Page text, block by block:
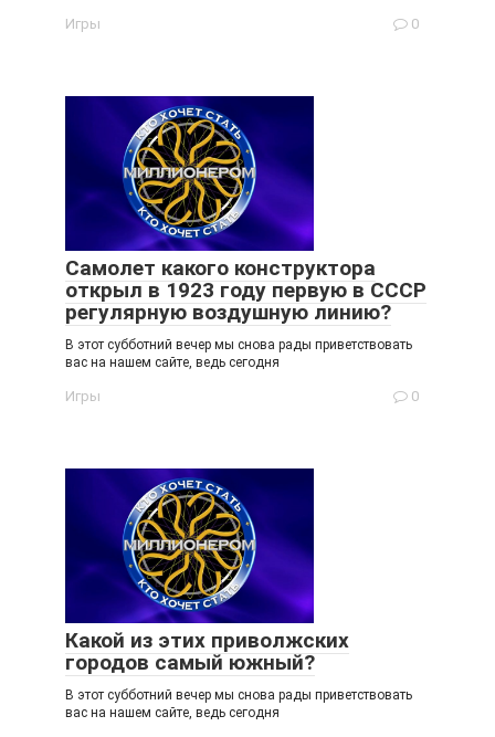
Игры 0
Самолет какого конструктора
открыл в 1923 году первую в СССР
регулярную воздушную линию?
В этот субботний вечер мы снова рады приветствовать
вас на нашем сайте, ведь сегодня
Игры 0
Какой из этих приволжских
городов самый южный?
В этот субботний вечер мы снова рады приветствовать
вас на нашем сайте, ведь сегодня